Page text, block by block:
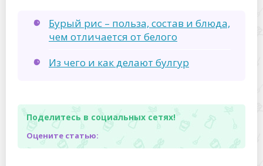
Бурый рис – польза, состав и блюда,
чем отличается от белого
Из чего и как делают булгур
Поделитесь в социальных сетях!
Оцените статью: